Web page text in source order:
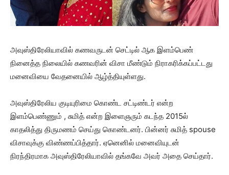
அவுஸ்திரேலியாவில் கணவருடன் செட்டில் ஆக இளம்பெண்
நினைத்த நிலையில் கணவரின் விசா மீண்டும் நிராகரிக்கப்பட்டது
மனைவியை வேதனையில் ஆழ்த்தியுள்ளது.
அவுஸ்திரேலிய குடியுரிமை கொண்ட சட்டிண்டர் என்ற
இளம்பெண்ணும் , சுமித் என்ற இளைஞரும் கடந்த 2015ல்
காதலித்து திருமணம் செய்து கொண்டனர். பின்னர் சுமித் spouse
விசாவுக்கு விண்ணப்பித்தார். ஏனெனில் மனைவியுடன்
நிரந்திரமாக அவுஸ்திரேலியாவில் தங்கவே அவர் அதை செய்தார்.